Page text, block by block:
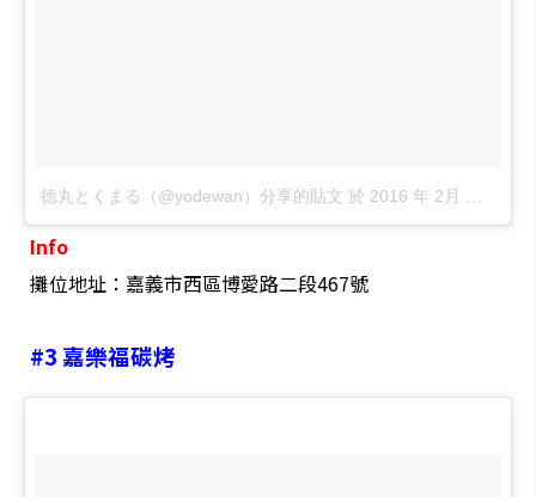
德丸とくまる（@yodewan）分享的貼文 於 2016 年 2月 月 9 9:25上午 PST
Info
攤位地址：嘉義市西區博愛路二段467號
#3 嘉樂福碳烤